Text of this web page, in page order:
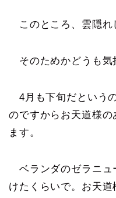
このところ、雲隠れ
そのためかどうも気
4月も下旬だという
のですからお天道様
ます。
ベランダのゼラニュ
けたくらいで。お天